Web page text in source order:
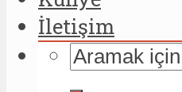
İletişim